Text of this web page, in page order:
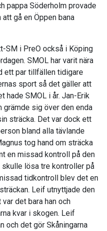
pappa Söderholm provade
gå en Öppen bana
SM i PreO också i Köping
SMOL har varit nära
ett par tillfällen tidigare
sport så det gäller att
hade SMOL i år. Jan-Erik
grämde sig över den enda
sträcka. Det var dock ett
bland alla tävlande
tog hand om sträcka
en missad kontroll på den
lösa tre kontroller på
tidkontroll blev det en
Leif utnyttjade den
det bara han och
kvar i skogen. Leif
och det gör Skåningarna